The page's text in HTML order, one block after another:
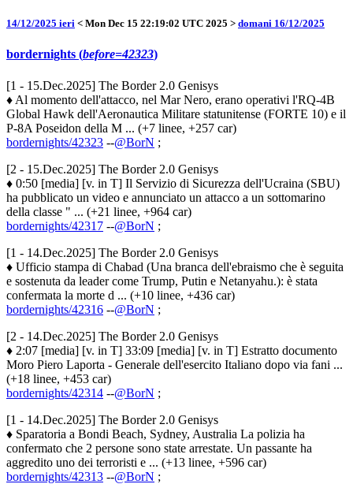
14/12/2025 ieri < Mon Dec 15 22:19:02 UTC 2025 > domani 16/12/2025
bordernights (before=42323)
[1 - 15.Dec.2025] The Border 2.0 Genisys
♦ Al momento dell'attacco, nel Mar Nero, erano operativi l'RQ-4B
Global Hawk dell'Aeronautica Militare statunitense (FORTE 10) e il
P-8A Poseidon della M ... (+7 linee, +257 car)
bordernights/42323 --@BorN ;
[2 - 15.Dec.2025] The Border 2.0 Genisys
♦ 0:50 [media] [v. in T] Il Servizio di Sicurezza dell'Ucraina (SBU)
ha pubblicato un video e annunciato un attacco a un sottomarino
della classe " ... (+21 linee, +964 car)
bordernights/42317 --@BorN ;
[1 - 14.Dec.2025] The Border 2.0 Genisys
♦ Ufficio stampa di Chabad (Una branca dell'ebraismo che è seguita
e sostenuta da leader come Trump, Putin e Netanyahu.): è stata
confermata la morte d ... (+10 linee, +436 car)
bordernights/42316 --@BorN ;
[2 - 14.Dec.2025] The Border 2.0 Genisys
♦ 2:07 [media] [v. in T] 33:09 [media] [v. in T] Estratto documento
Moro Piero Laporta - Generale dell'esercito Italiano dopo via fani ...
(+18 linee, +453 car)
bordernights/42314 --@BorN ;
[1 - 14.Dec.2025] The Border 2.0 Genisys
♦ Sparatoria a Bondi Beach, Sydney, Australia La polizia ha
confermato che 2 persone sono state arrestate. Un passante ha
aggredito uno dei terroristi e ... (+13 linee, +596 car)
bordernights/42313 --@BorN ;